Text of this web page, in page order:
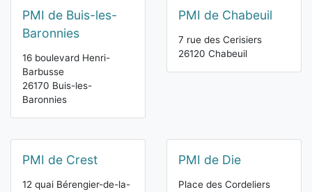
PMI de Buis-les-
Baronnies
16 boulevard Henri-
Barbusse
26170 Buis-les-
Baronnies
PMI de Chabeuil
7 rue des Cerisiers
26120 Chabeuil
PMI de Crest
12 quai Bérengier-de-la-
PMI de Die
Place des Cordeliers